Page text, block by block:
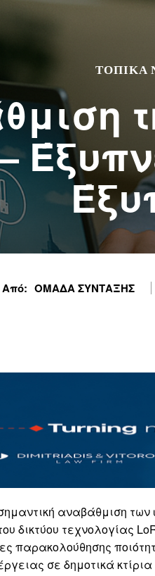
ΤΟΠΙΚΆ
–
Από: ΟΜΑΔΑ ΣΥΝΤΑΞΗΣ
αναβάθμιση των
τεχνολογίας
παρακολούθησης
σε δημοτικά